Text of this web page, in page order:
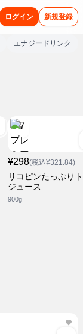
ログイン 新規登録
エナジードリンク
¥298(税込¥321.84)
リコピンたっぷり
ジュース
900g